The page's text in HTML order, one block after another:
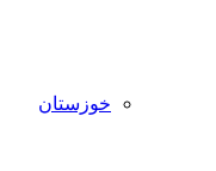
خوزستان